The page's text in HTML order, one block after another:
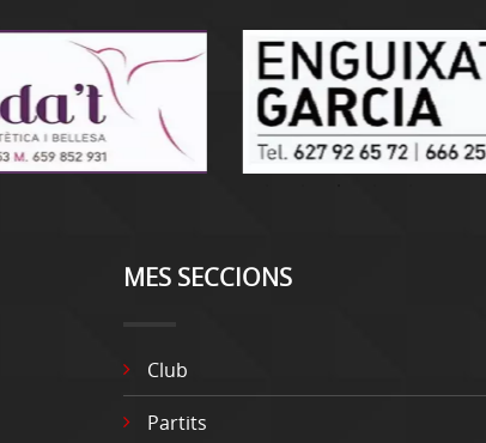
MES SECCIONS
Club
Partits